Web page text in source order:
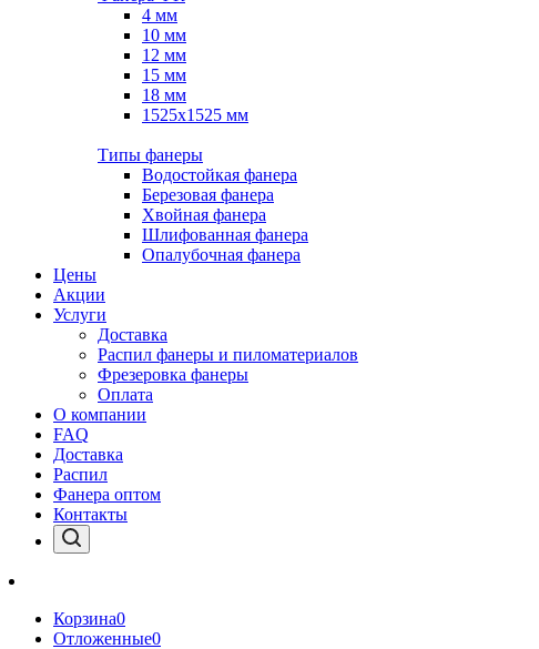
4 мм
10 мм
12 мм
15 мм
18 мм
1525х1525 мм
Типы фанеры
Водостойкая фанера
Березовая фанера
Хвойная фанера
Шлифованная фанера
Опалубочная фанера
Цены
Акции
Услуги
Доставка
Распил фанеры и пиломатериалов
Фрезеровка фанеры
Оплата
О компании
FAQ
Доставка
Распил
Фанера оптом
Контакты
Корзина0
Отложенные0